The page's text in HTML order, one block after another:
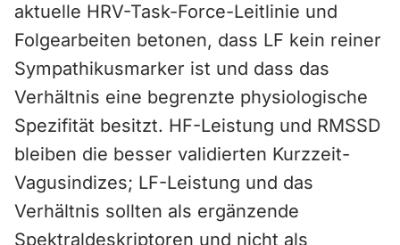
aktuelle HRV-Task-Force-Leitlinie und
Folgearbeiten betonen, dass LF kein reiner
Sympathikusmarker ist und dass das
Verhältnis eine begrenzte physiologische
Spezifität besitzt. HF-Leistung und RMSSD
bleiben die besser validierten Kurzzeit-
Vagusindizes; LF-Leistung und das
Verhältnis sollten als ergänzende
Spektraldeskriptoren und nicht als